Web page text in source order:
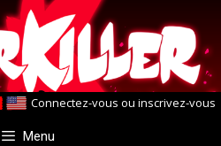
Connectez-vous ou inscrivez-vous
Menu